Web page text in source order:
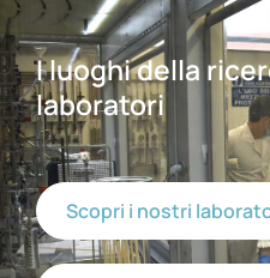
I luoghi della
laboratori
Scopri i nostri